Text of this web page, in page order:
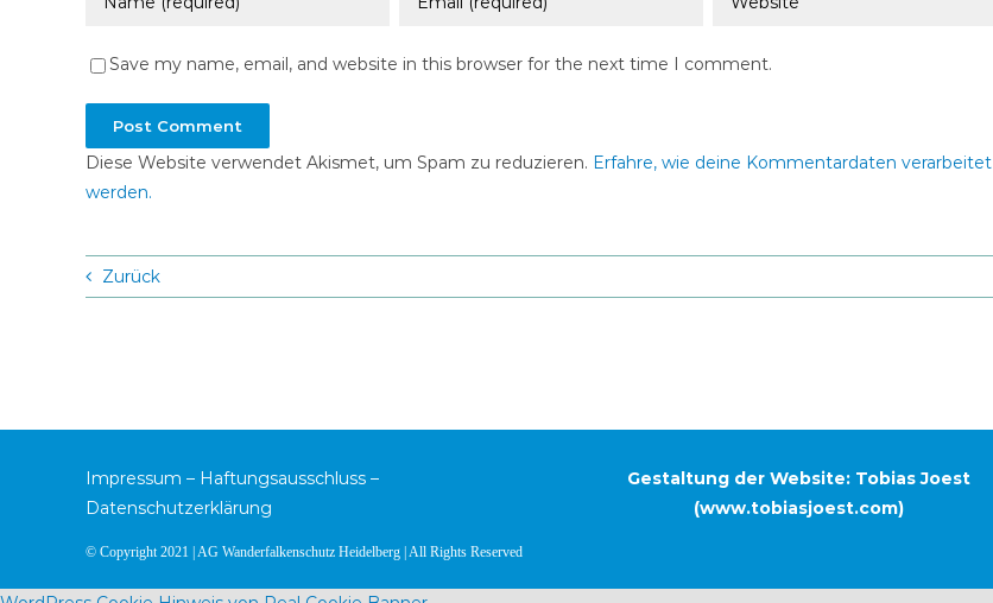
Save my name, email, and website in this browser for the next time I comment.
Diese Website verwendet Akismet, um Spam zu reduzieren. Erfahre, wie deine Kommentardaten verarbeitet
werden.
Zurück
Impressum – Haftungsausschluss –
Datenschutzerklärung
© Copyright 2021 | AG Wanderfalkenschutz Heidelberg | All Rights Reserved
Gestaltung der Website: Tobias Joest
(www.tobiasjoest.com)